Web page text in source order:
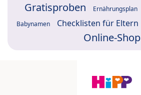
Gratisproben Ernährungsplan
Babynamen Checklisten für Eltern
Online-Shop